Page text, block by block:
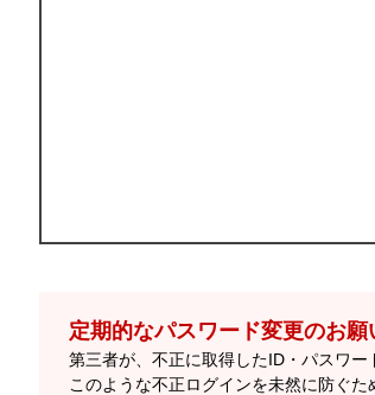
定期的なパスワード変更のお願
第三者が、不正に取得したID・パスワ
このような不正ログインを未然に防ぐ